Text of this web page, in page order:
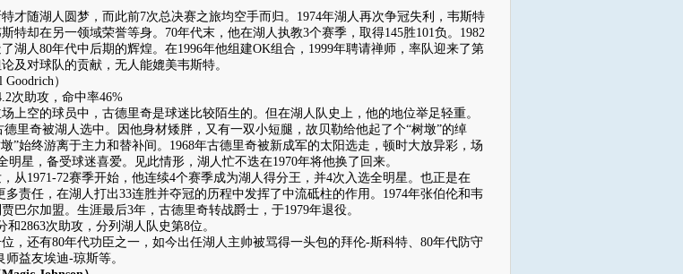
随湖人圆梦，而此前7次总决赛之旅均空手而归。1974年湖人再次争冠失利，韦斯特
特却在另一领域荣誉等身。70年代末，他在湖人执教3个赛季，取得145胜101负。1982
湖人80年代中后期的辉煌。在1996年他组建OK组合，1999年聘请禅师，率队迎来了第
及对球队的贡献，无人能媲美韦斯特。
）
助攻，命中率46%
空的球员中，古德里奇是球迷比较陌生的。但在湖人队史上，他的地位举足轻重。
奇被湖人选中。因他身材矮胖，又有一双小短腿，故贝勒给他起了个“树墩”的绰
”始终游离于主力和替补间。1968年古德里奇被新成军的太阳选走，顿时大放异彩，场
明星，备受球迷喜爱。见此情形，湖人忙不迭在1970年将他换了回来。
1971-72赛季开始，他连续4个赛季成为湖人得分王，并4次入选全明星。也正是在
多责任，在湖人打出33连胜并夺冠的历程中发挥了中流砥柱的作用。1974年张伯伦和韦
巴尔加盟。生涯最后3年，古德里奇转战爵士，于1979年退役。
2863次助攻，分列湖人队史第8位。
还有80年代功臣之一，如今出任湖人主帅被骂得一头包的拜伦-斯科特、80年代防守
益友埃迪-琼斯等。